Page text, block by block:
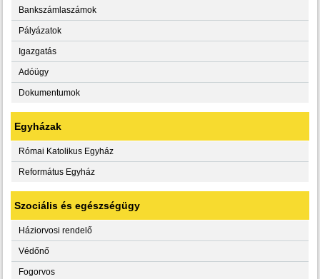
Bankszámlaszámok
Pályázatok
Igazgatás
Adóügy
Dokumentumok
Egyházak
Római Katolikus Egyház
Református Egyház
Szociális és egészségügy
Háziorvosi rendelő
Védőnő
Fogorvos